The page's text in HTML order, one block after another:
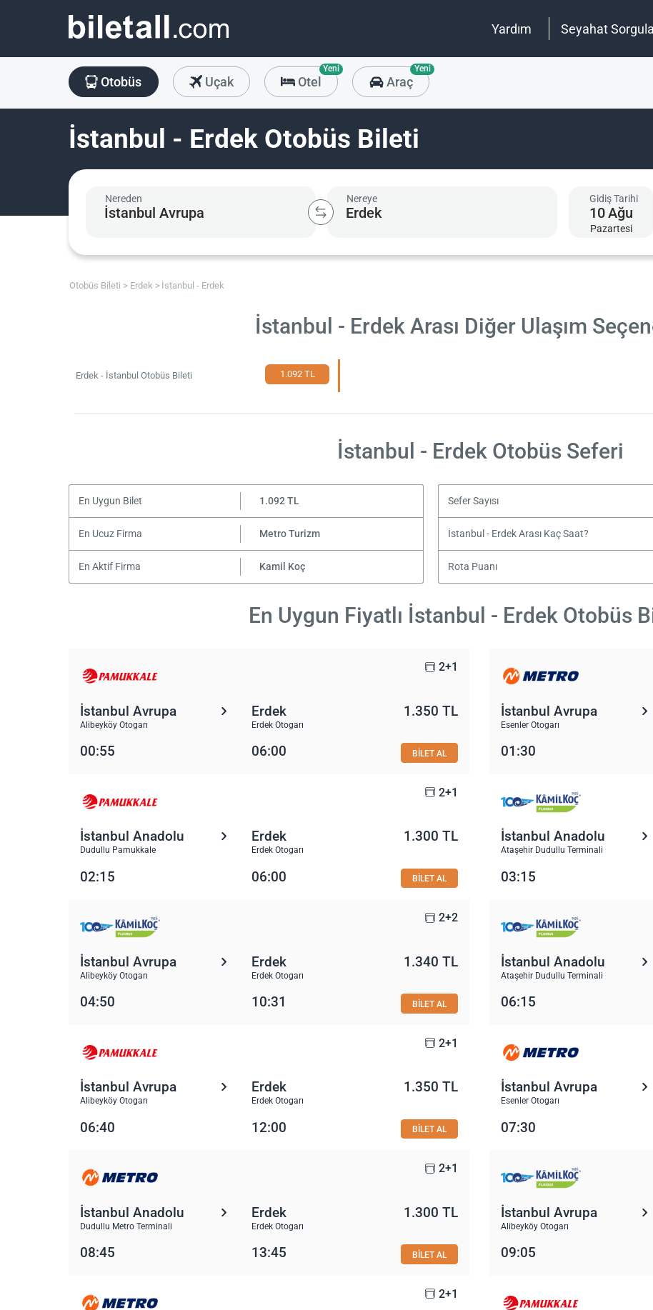
Yardım Seyahat Sorgula
Otobüs Uçak Otel
Yeni
Araç
Yeni
İstanbul - Erdek Otobüs Bileti
Nereden Nereye Gidiş Tarihi
10Ağu
Pazartesi
Otobüs Bileti Erdek İstanbul - Erdek
İstanbul - Erdek Arası Diğer Ulaşım
Erdek - İstanbul Otobüs Bileti 1.092 TL
İstanbul - Erdek Otobüs Seferi
En Uygun Bilet 1.092 TL Sefer Sayısı
En Ucuz Firma Metro Turizm İstanbul - Erdek Arası Kaç Saat?
En Aktif Firma Kamil Koç Rota Puanı
En Uygun Fiyatlı İstanbul - Erdek Otobüs
2+1
İstanbul Avrupa
Alibeyköy Otogarı
Erdek
Erdek Otogarı
1.350 TL
00:55 06:00 BİLET AL
İstanbul Avrupa
Esenler Otogarı
01:30
2+1
İstanbul Anadolu
Dudullu Pamukkale
Erdek
Erdek Otogarı
1.300 TL
02:15 06:00 BİLET AL
İstanbul Anadolu
Ataşehir Dudullu Terminali
03:15
2+2
İstanbul Avrupa
Alibeyköy Otogarı
Erdek
Erdek Otogarı
1.340 TL
04:50 10:31 BİLET AL
İstanbul Anadolu
Ataşehir Dudullu Terminali
06:15
2+1
İstanbul Avrupa
Alibeyköy Otogarı
Erdek
Erdek Otogarı
1.350 TL
06:40 12:00 BİLET AL
İstanbul Avrupa
Esenler Otogarı
07:30
2+1
İstanbul Anadolu
Dudullu Metro Terminali
Erdek
Erdek Otogarı
1.300 TL
08:45 13:45 BİLET AL
İstanbul Avrupa
Alibeyköy Otogarı
09:05
2+1